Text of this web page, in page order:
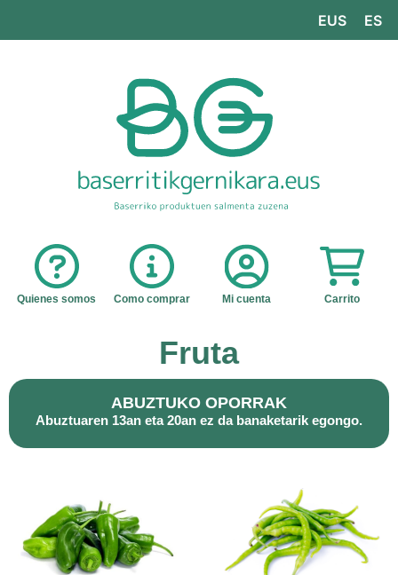
EUS ES
Quienes somos Como comprar Mi cuenta Carrito
Fruta
ABUZTUKO OPORRAK
Abuztuaren 13an eta 20an ez da banaketarik egongo.